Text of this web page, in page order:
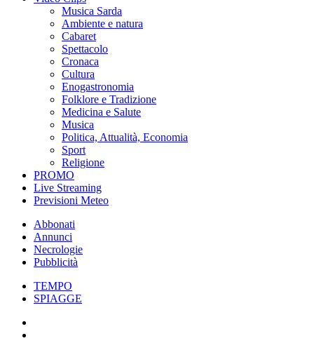
Musica Sarda
Ambiente e natura
Cabaret
Spettacolo
Cronaca
Cultura
Enogastronomia
Folklore e Tradizione
Medicina e Salute
Musica
Politica, Attualità, Economia
Sport
Religione
PROMO
Live Streaming
Previsioni Meteo
Abbonati
Annunci
Necrologie
Pubblicità
TEMPO
SPIAGGE